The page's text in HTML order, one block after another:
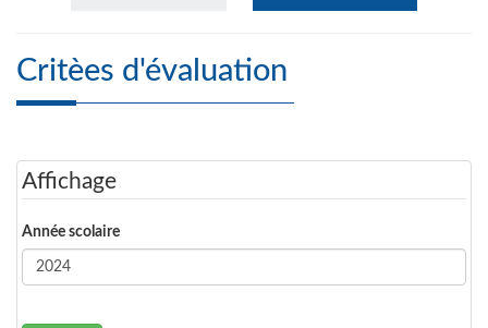
Critèes d'évaluation
Affichage
Année scolaire